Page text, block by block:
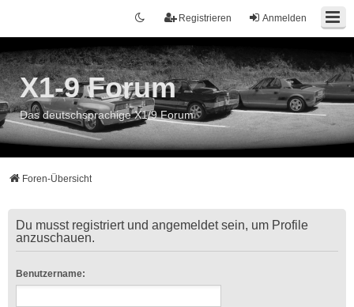
Anmelden
Registrieren
X1-9 Forum
Das deutschsprachige X1/9 Forum
Foren-Übersicht
Du musst registriert und angemeldet sein, um Profile
anzuschauen.
Benutzername: